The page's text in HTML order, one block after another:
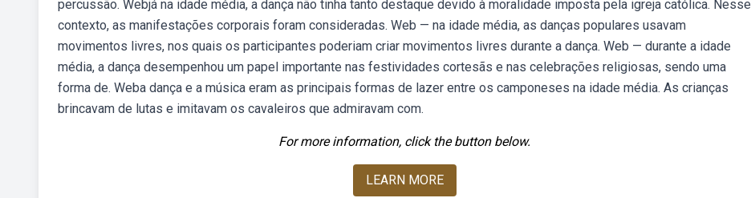
percussão. Webjá na idade média, a dança não tinha tanto destaque devido à moralidade imposta pela igreja católica. Nesse
contexto, as manifestações corporais foram consideradas. Web — na idade média, as danças populares usavam
movimentos livres, nos quais os participantes poderiam criar movimentos livres durante a dança. Web — durante a idade
média, a dança desempenhou um papel importante nas festividades cortesãs e nas celebrações religiosas, sendo uma
forma de. Weba dança e a música eram as principais formas de lazer entre os camponeses na idade média. As crianças
brincavam de lutas e imitavam os cavaleiros que admiravam com.
For more information, click the button below.
LEARN MORE